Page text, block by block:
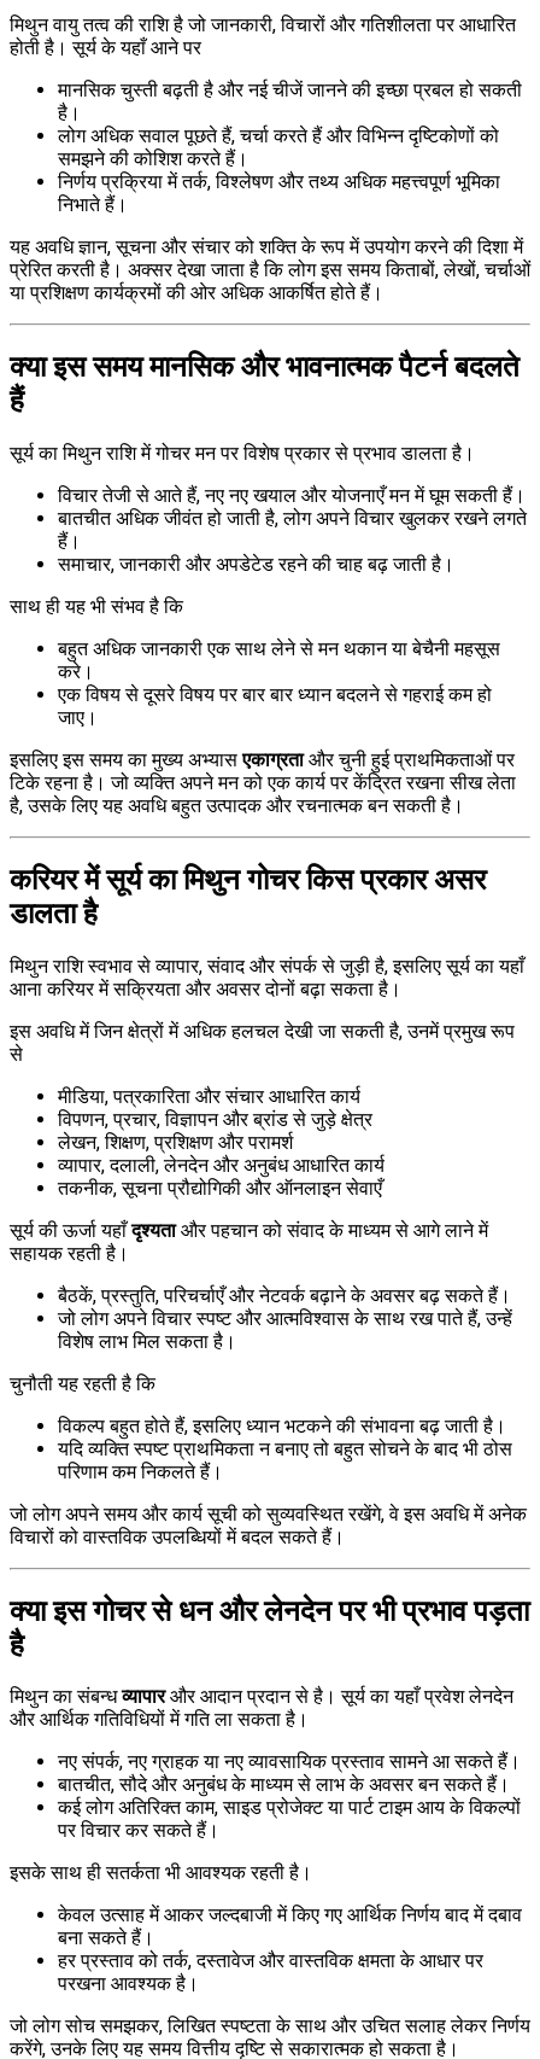
मिथुन वायु तत्व की राशि है जो जानकारी, विचारों और गतिशीलता पर आधारित
होती है। सूर्य के यहाँ आने पर
मानसिक चुस्ती बढ़ती है और नई चीजें जानने की इच्छा प्रबल हो सकती
है।
लोग अधिक सवाल पूछते हैं, चर्चा करते हैं और विभिन्न दृष्टिकोणों को
समझने की कोशिश करते हैं।
निर्णय प्रक्रिया में तर्क, विश्लेषण और तथ्य अधिक महत्त्वपूर्ण भूमिका
निभाते हैं।
यह अवधि ज्ञान, सूचना और संचार को शक्ति के रूप में उपयोग करने की दिशा में
प्रेरित करती है। अक्सर देखा जाता है कि लोग इस समय किताबों, लेखों, चर्चाओं
या प्रशिक्षण कार्यक्रमों की ओर अधिक आकर्षित होते हैं।
क्या इस समय मानसिक और भावनात्मक पैटर्न बदलते
हैं
सूर्य का मिथुन राशि में गोचर मन पर विशेष प्रकार से प्रभाव डालता है।
विचार तेजी से आते हैं, नए नए खयाल और योजनाएँ मन में घूम सकती हैं।
बातचीत अधिक जीवंत हो जाती है, लोग अपने विचार खुलकर रखने लगते
हैं।
समाचार, जानकारी और अपडेटेड रहने की चाह बढ़ जाती है।
साथ ही यह भी संभव है कि
बहुत अधिक जानकारी एक साथ लेने से मन थकान या बेचैनी महसूस
करे।
एक विषय से दूसरे विषय पर बार बार ध्यान बदलने से गहराई कम हो
जाए।
इसलिए इस समय का मुख्य अभ्यासएकाग्रताऔर चुनी हुई प्राथमिकताओं पर
टिके रहना है। जो व्यक्ति अपने मन को एक कार्य पर केंद्रित रखना सीख लेता
है, उसके लिए यह अवधि बहुत उत्पादक और रचनात्मक बन सकती है।
करियर में सूर्य का मिथुन गोचर किस प्रकार असर
डालता है
मिथुन राशि स्वभाव से व्यापार, संवाद और संपर्क से जुड़ी है, इसलिए सूर्य का यहाँ
आना करियर में सक्रियता और अवसर दोनों बढ़ा सकता है।
इस अवधि में जिन क्षेत्रों में अधिक हलचल देखी जा सकती है, उनमें प्रमुख रूप
से
मीडिया, पत्रकारिता और संचार आधारित कार्य
विपणन, प्रचार, विज्ञापन और ब्रांड से जुड़े क्षेत्र
लेखन, शिक्षण, प्रशिक्षण और परामर्श
व्यापार, दलाली, लेनदेन और अनुबंध आधारित कार्य
तकनीक, सूचना प्रौद्योगिकी और ऑनलाइन सेवाएँ
सूर्य की ऊर्जा यहाँदृश्यताऔर पहचान को संवाद के माध्यम से आगे लाने में
सहायक रहती है।
बैठकें, प्रस्तुति, परिचर्चाएँ और नेटवर्क बढ़ाने के अवसर बढ़ सकते हैं।
जो लोग अपने विचार स्पष्ट और आत्मविश्वास के साथ रख पाते हैं, उन्हें
विशेष लाभ मिल सकता है।
चुनौती यह रहती है कि
विकल्प बहुत होते हैं, इसलिए ध्यान भटकने की संभावना बढ़ जाती है।
यदि व्यक्ति स्पष्ट प्राथमिकता न बनाए तो बहुत सोचने के बाद भी ठोस
परिणाम कम निकलते हैं।
जो लोग अपने समय और कार्य सूची को सुव्यवस्थित रखेंगे, वे इस अवधि में अनेक
विचारों को वास्तविक उपलब्धियों में बदल सकते हैं।
क्या इस गोचर से धन और लेनदेन पर भी प्रभाव पड़ता
है
मिथुन का संबन्धव्यापारऔर आदान प्रदान से है। सूर्य का यहाँ प्रवेश लेनदेन
और आर्थिक गतिविधियों में गति ला सकता है।
नए संपर्क, नए ग्राहक या नए व्यावसायिक प्रस्ताव सामने आ सकते हैं।
बातचीत, सौदे और अनुबंध के माध्यम से लाभ के अवसर बन सकते हैं।
कई लोग अतिरिक्त काम, साइड प्रोजेक्ट या पार्ट टाइम आय के विकल्पों
पर विचार कर सकते हैं।
इसके साथ ही सतर्कता भी आवश्यक रहती है।
केवल उत्साह में आकर जल्दबाजी में किए गए आर्थिक निर्णय बाद में दबाव
बना सकते हैं।
हर प्रस्ताव को तर्क, दस्तावेज और वास्तविक क्षमता के आधार पर
परखना आवश्यक है।
जो लोग सोच समझकर, लिखित स्पष्टता के साथ और उचित सलाह लेकर निर्णय
करेंगे, उनके लिए यह समय वित्तीय दृष्टि से सकारात्मक हो सकता है।